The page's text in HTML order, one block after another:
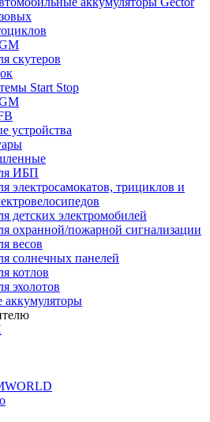
скутеров
Start Stop
устройства
ИБП
электросамокатов, трициклов и
детских электромобилей
охранной/пожарной сигнализации
весов
солнечных панелей
котлов
эхолотов
аккумуляторы